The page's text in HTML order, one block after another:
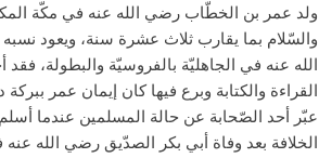
والسّلام بما يقارب ثلاث عشرة سنة، ويعود
الله عنه في الجاهليّة بالفروسيّة والبطولة،
القراءة والكتابة وبرع فيها كان إيمان عمر ببركة
عبّر أحد الصّحابة عن حالة المسلمين عندما